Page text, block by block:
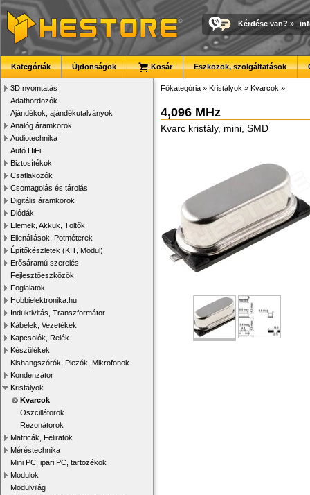
Kérdése van? »
Kategóriák Újdonságok Kosár Eszközök, szolgáltatások
3D nyomtatás
Adathordozók
Ajándékok, ajándékutalványok
Analóg áramkörök
Audiotechnika
Autó HiFi
Biztosítékok
Csatlakozók
Csomagolás és tárolás
Digitális áramkörök
Diódák
Elemek, Akkuk, Töltők
Ellenállások, Potméterek
Építőkészletek (KIT, Modul)
Erősáramú szerelés
Fejlesztőeszközök
Foglalatok
Hobbielektronika.hu
Induktivitás, Transzformátor
Kábelek, Vezetékek
Kapcsolók, Relék
Készülékek
Kishangszórók, Piezók, Mikrofonok
Kondenzátor
Kristályok
Kvarcok
Oszcillátorok
Rezonátorok
Matricák, Feliratok
Méréstechnika
Mini PC, ipari PC, tartozékok
Modulok
Modulvilág
Főkategória » Kristályok » Kvarcok »
4,096 MHz
Kvarc kristály, mini, SMD